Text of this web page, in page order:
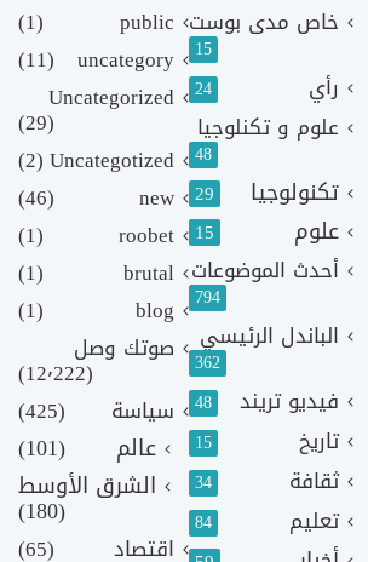
خاص مدى بوست
15
رأي 24
علوم و تكنلوجيا
48
تكنولوجيا 29
علوم 15
أحدث الموضوعات
794
الباندل الرئيسي
362
فيديو تريند 48
تاريخ 15
ثقافة 34
تعليم 84
public
(1)
uncategory
(11)
Uncategorized
(29)
Uncategotized
(2)
new
(46)
roobet
(1)
brutal
(1)
blog
(1)
صوتك وصل
(12٬222)
سياسة
(425)
عالم
(101)
الشرق الأوسط
(180)
اقتصاد
(65)